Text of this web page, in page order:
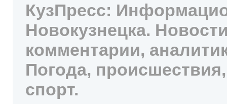
КузПресс:
Новокузнецка.
комментарии,
Погода,
спорт.